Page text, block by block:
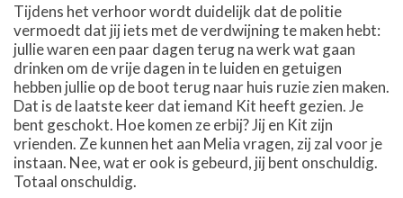
Tijdens het verhoor wordt duidelijk dat de politie
vermoedt dat jij iets met de verdwijning te maken hebt:
jullie waren een paar dagen terug na werk wat gaan
drinken om de vrije dagen in te luiden en getuigen
hebben jullie op de boot terug naar huis ruzie zien maken.
Dat is de laatste keer dat iemand Kit heeft gezien. Je
bent geschokt. Hoe komen ze erbij? Jij en Kit zijn
vrienden. Ze kunnen het aan Melia vragen, zij zal voor je
instaan. Nee, wat er ook is gebeurd, jij bent onschuldig.
Totaal onschuldig.